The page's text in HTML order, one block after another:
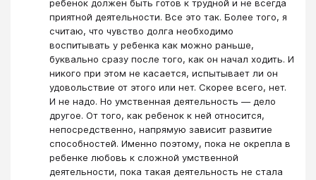
ребенок должен быть готов к трудной и не всегда
приятной деятельности. Все это так. Более того, я
считаю, что чувство долга необходимо
воспитывать у ребенка как можно раньше,
буквально сразу после того, как он начал ходить. И
никого при этом не касается, испытывает ли он
удовольствие от этого или нет. Скорее всего, нет.
И не надо. Но умственная деятельность ― дело
другое. От того, как ребенок к ней относится,
непосредственно, напрямую зависит развитие
способностей. Именно поэтому, пока не окрепла в
ребенке любовь к сложной умственной
деятельности, пока такая деятельность не стала